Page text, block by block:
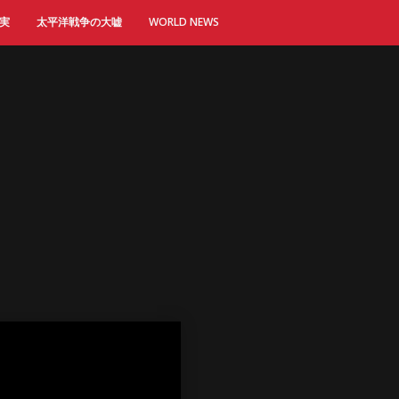
太平洋戦争の大嘘 WORLD NEWS